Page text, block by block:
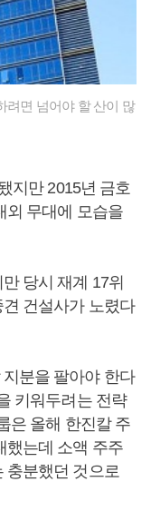
려면 넘어야 할 산이 많
지만 2015년 금호
외 무대에 모습을
당시 재계 17위
건설사가 노렸다
분을 팔아야 한다
키워두려는 전략
은 올해 한진칼 주
했는데 소액 주주
충분했던 것으로